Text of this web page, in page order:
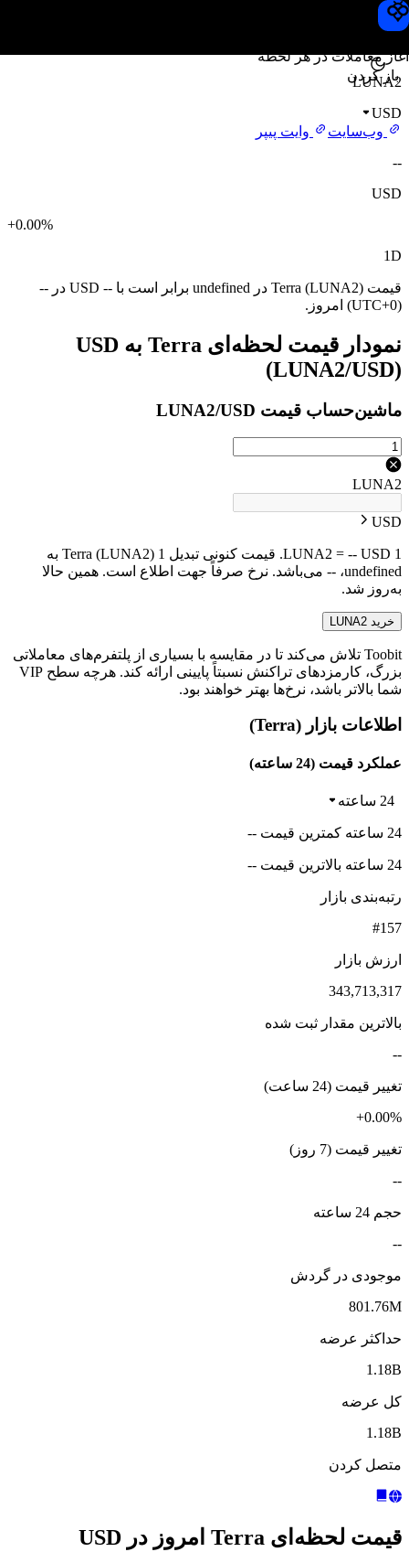
آغاز معاملات در هر لحظه
باز کردن
قیمت Terra
LUNA2
USD
وب‌سایت
وایت پیپر
--
USD
+0.00%
1D
قیمت Terra (LUNA2) در undefined برابر است با -- USD در --
(UTC+0) امروز.
نمودار قیمت لحظه‌ای Terra به USD
(LUNA2/USD)
ماشین‌حساب قیمت LUNA2/USD
LUNA2
USD
1 LUNA2 = -- USD. قیمت کنونی تبدیل 1 Terra (LUNA2) به
undefined، -- می‌باشد. نرخ صرفاً جهت اطلاع است. همین حالا
به‌روز شد.
خرید LUNA2
Toobit تلاش می‌کند تا در مقایسه با بسیاری از پلتفرم‌های معاملاتی
بزرگ، کارمزدهای تراکنش نسبتاً پایینی ارائه کند. هرچه سطح VIP
شما بالاتر باشد، نرخ‌ها بهتر خواهند بود.
اطلاعات بازار (Terra)
عملکرد قیمت (24 ساعته)
24 ساعته
24 ساعته کمترین قیمت --
24 ساعته بالاترین قیمت --
رتبه‌بندی بازار
#157
ارزش بازار
343,713,317
بالاترین مقدار ثبت شده
--
تغییر قیمت (24 ساعت)
+0.00%
تغییر قیمت (7 روز)
--
حجم 24 ساعته
--
موجودی در گردش
801.76M
حداکثر عرضه
1.18B
کل عرضه
1.18B
متصل کردن
قیمت لحظه‌ای Terra امروز در USD